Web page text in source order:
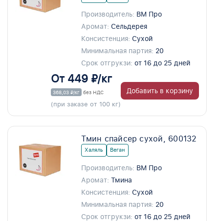
Производитель: ВМ Про
Аромат: Сельдерея
Консистенция: Сухой
Минимальная партия: 20
Срок отгрукзи: от 16 до 25 дней
От 449 ₽/кг
368,03 ₽/кг без НДС
(при заказе от 100 кг)
Добавить в корзину
Тмин спайсер сухой, 600132
Халяль Веган
Производитель: ВМ Про
Аромат: Тмина
Консистенция: Сухой
Минимальная партия: 20
Срок отгрукзи: от 16 до 25 дней